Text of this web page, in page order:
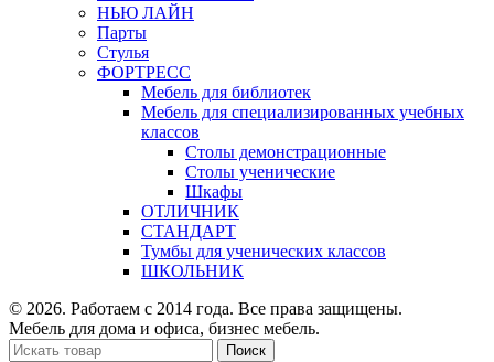
НЬЮ ЛАЙН
Парты
Стулья
ФОРТРЕСС
Мебель для библиотек
Мебель для специализированных учебных
классов
Столы демонстрационные
Столы ученические
Шкафы
ОТЛИЧНИК
СТАНДАРТ
Тумбы для ученических классов
ШКОЛЬНИК
© 2026. Работаем с 2014 года. Все права защищены.
Мебель для дома и офиса, бизнес мебель.
Поиск